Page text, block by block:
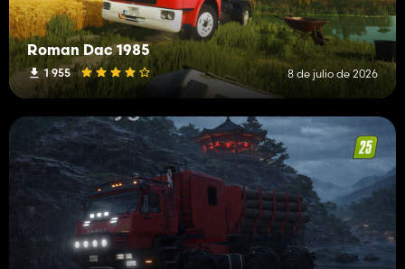
Roman Dac 1985
1 955 8 de julio de 2026